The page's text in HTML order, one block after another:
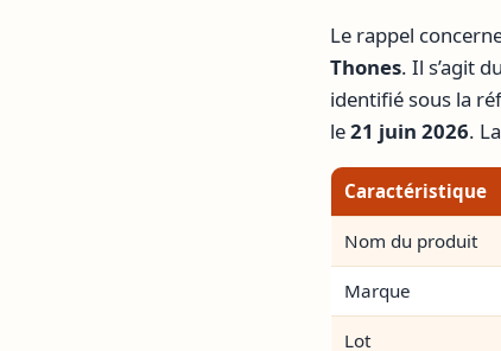
Le rappel
Thones. Il s’agit du
identifié sous la
le21 juin 2026.
Caractéristique
Nom du produit
Marque
Lot